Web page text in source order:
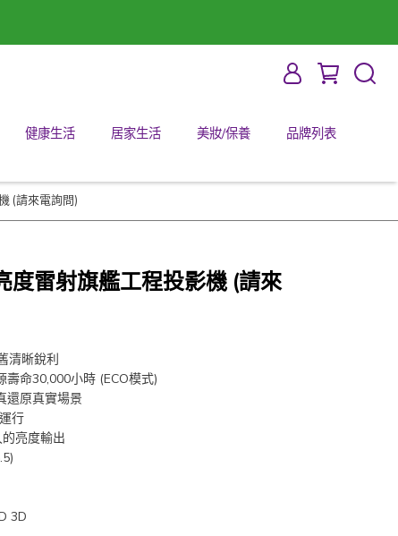
健康生活 居家生活 美妝/保養
品牌列表
(請來電詢問)
度雷射旗艦工程投影機 (請來
清晰銳利
命30,000小時 (ECO模式)
還原真實場景
行
亮度輸出
3D